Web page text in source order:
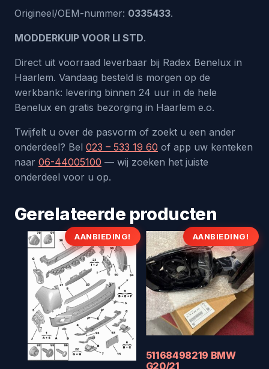
Origineel/OEM-nummer: 0335433.
MODDERKUIP VOOR LI STD.
Direct uit voorraad leverbaar bij Radex Benelux in
Haarlem. Vandaag besteld is morgen op de
werkbank: levering binnen 24 uur in de hele
Benelux en gratis bezorging in Haarlem e.o.
Twijfelt u over de pasvorm of zoekt u een ander
onderdeel? Bel 023 – 533 19 60 of app uw kenteken
naar 06-44005100 — wij zoeken het juiste
onderdeel voor u op.
Gerelateerde producten
AANBIEDING! AANBIEDING!
51168498219 BMW
G20/21